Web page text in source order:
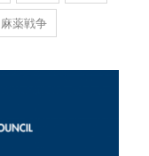
麻薬戦争